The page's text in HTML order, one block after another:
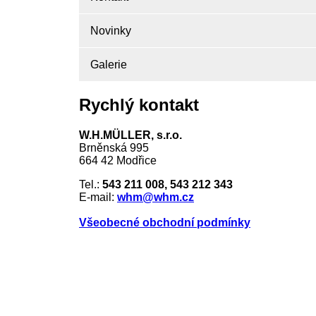
Novinky
Galerie
Rychlý kontakt
W.H.MÜLLER, s.r.o.
Brněnská 995
664 42 Modřice
Tel.: 543 211 008, 543 212 343
E-mail: whm@whm.cz
Všeobecné obchodní podmínky